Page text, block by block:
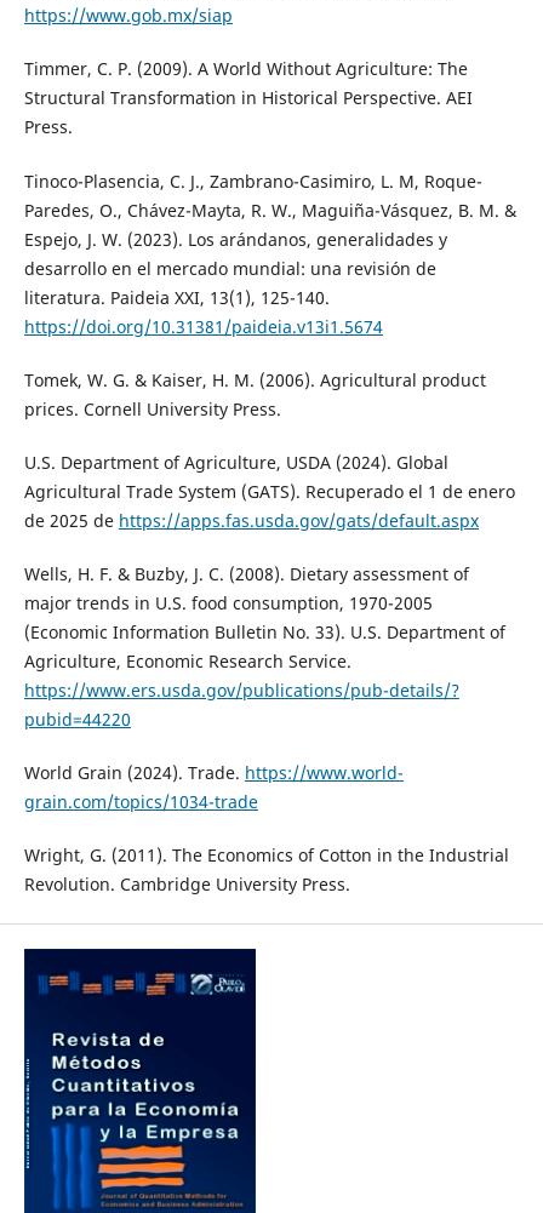
https://www.gob.mx/siap
Timmer, C. P. (2009). A World Without Agriculture: The
Structural Transformation in Historical Perspective. AEI
Press.
Tinoco-Plasencia, C. J., Zambrano-Casimiro, L. M, Roque-
Paredes, O., Chávez-Mayta, R. W., Maguiña-Vásquez, B. M. &
Espejo, J. W. (2023). Los arándanos, generalidades y
desarrollo en el mercado mundial: una revisión de
literatura. Paideia XXI, 13(1), 125-140.
https://doi.org/10.31381/paideia.v13i1.5674
Tomek, W. G. & Kaiser, H. M. (2006). Agricultural product
prices. Cornell University Press.
U.S. Department of Agriculture, USDA (2024). Global
Agricultural Trade System (GATS). Recuperado el 1 de enero
de 2025 de https://apps.fas.usda.gov/gats/default.aspx
Wells, H. F. & Buzby, J. C. (2008). Dietary assessment of
major trends in U.S. food consumption, 1970-2005
(Economic Information Bulletin No. 33). U.S. Department of
Agriculture, Economic Research Service.
https://www.ers.usda.gov/publications/pub-details/?
pubid=44220
World Grain (2024). Trade. https://www.world-
grain.com/topics/1034-trade
Wright, G. (2011). The Economics of Cotton in the Industrial
Revolution. Cambridge University Press.